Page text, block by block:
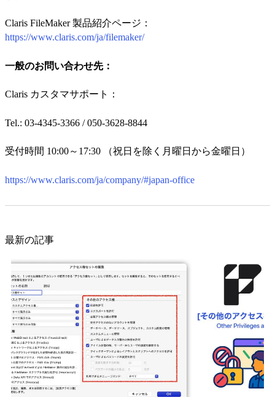
Claris FileMaker 製品紹介ページ：
https://www.claris.com/ja/filemaker/
一般のお問い合わせ先：
Claris カスタマサポート：
Tel.: 03-4345-3366 / 050-3628-8844
受付時間 10:00～17:30 （祝日を除く月曜日から金曜日）
https://www.claris.com/ja/company/#japan-office
最新の記事